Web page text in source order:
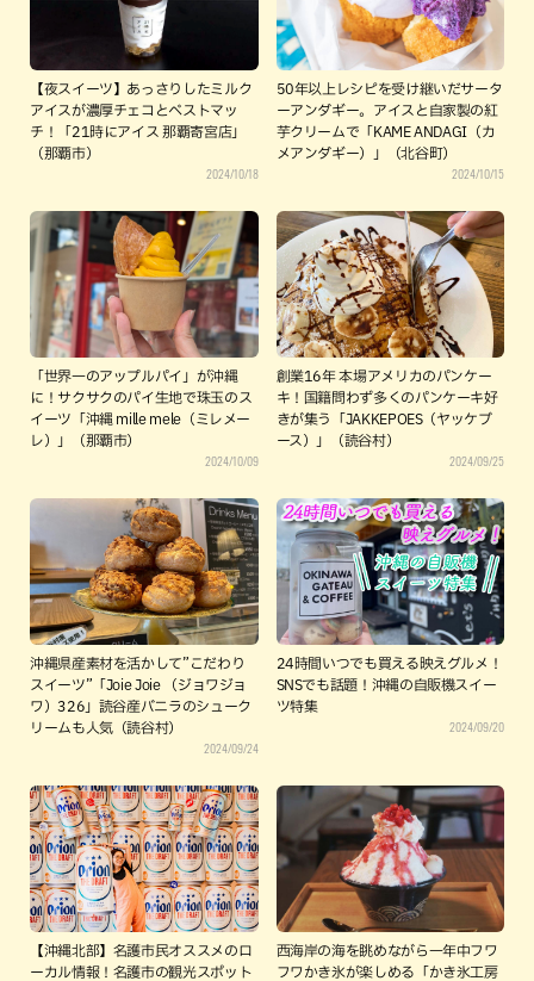
【夜スイーツ】あっさりしたミルク
アイスが濃厚チェコとベストマッ
チ！「21時にアイス 那覇寄宮店」
（那覇市）
2024/10/18
50年以上レシピを受け継いだサータ
ーアンダギー。アイスと自家製の紅
芋クリームで「KAME ANDAGI（カ
メアンダギー）」（北谷町）
2024/10/15
「世界一のアップルパイ」が沖縄
に！サクサクのパイ生地で珠玉のス
イーツ「沖縄 mille mele（ミレメー
レ）」（那覇市）
2024/10/09
創業16年 本場アメリカのパンケー
キ！国籍問わず多くのパンケーキ好
きが集う「JAKKEPOES（ヤッケブ
ース）」（読谷村）
2024/09/25
沖縄県産素材を活かして”こだわり
スイーツ”「Joie Joie （ジョワジョ
ワ）326」読谷産バニラのシューク
リームも人気（読谷村）
2024/09/24
24時間いつでも買える映えグルメ！
SNSでも話題！沖縄の自販機スイー
ツ特集
2024/09/20
【沖縄北部】名護市民オススメのロ
ーカル情報！名護市の観光スポット
西海岸の海を眺めながら一年中フワ
フワかき氷が楽しめる「かき氷工房